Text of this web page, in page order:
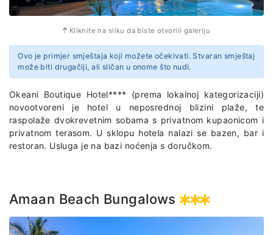
4x4 safari džip sa 7 mjesta
Ručak i voda na džipu
U cijenu safarija nije uključeno:
napojnica za vozače džipova koja iznosi 10.000 TZS
(oko 4 eura) po osobi
Važna napomena: prilikom rezervacije putovanja potrebno
je prijaviti se na Mikumi safari, radi ograničenog broja
mjesta u zrakoplovu.
je od najvećih zaštićenih rezervata Afrike i savršeno mjesto
koje u njemu borave.
Kliknite na sliku da biste otvorili galeriju
Ovo je primjer smještaja koji možete očekivati. Stvaran smještaj
može biti drugačiji, ali sličan u onome što nudi.
Okeani Boutique Hotel**** (prema lokalnoj kategorizaciji)
novootvoreni je hotel u neposrednoj blizini plaže, te
raspolaže dvokrevetnim sobama s privatnom kupaonicom i
privatnom terasom. U sklopu hotela nalazi se bazen, bar i
restoran. Usluga je na bazi noćenja s doručkom.
Amaan Beach Bungalows